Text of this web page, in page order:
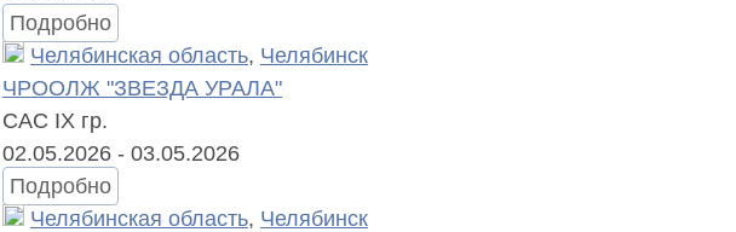
Подробно
Челябинская область, Челябинск
ЧРООЛЖ "ЗВЕЗДА УРАЛА"
САС IX гр.
02.05.2026 - 03.05.2026
Подробно
Челябинская область, Челябинск